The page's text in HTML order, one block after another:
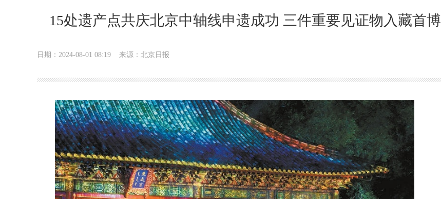
15处遗产点共庆北京中轴线申遗成功 三件重要见证物入藏首博
日期：2024-08-01 08:19 来源：北京日报